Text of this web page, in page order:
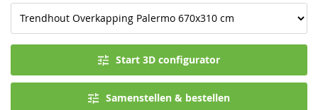
Start 3D configurator
Samenstellen & bestellen